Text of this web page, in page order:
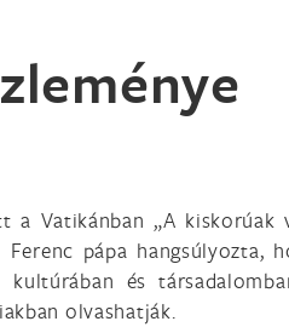
a Vatikánban „A kiskorúak
Ferenc pápa
és
olvashatják.